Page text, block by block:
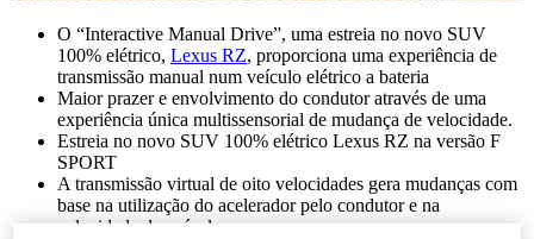
O “Interactive Manual Drive”, uma estreia no novo SUV
100% elétrico, Lexus RZ, proporciona uma experiência de
transmissão manual num veículo elétrico a bateria
Maior prazer e envolvimento do condutor através de uma
experiência única multissensorial de mudança de velocidade.
Estreia no novo SUV 100% elétrico Lexus RZ na versão F
SPORT
A transmissão virtual de oito velocidades gera mudanças com
base na utilização do acelerador pelo condutor e na
velocidade do veículo